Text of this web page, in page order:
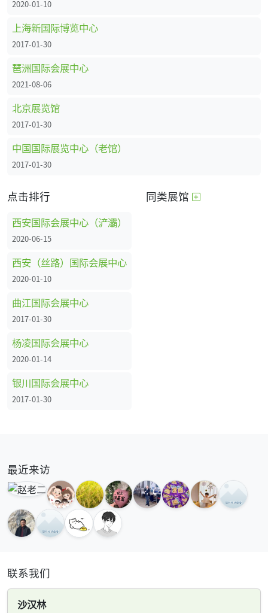
2020-01-10
上海新国际博览中心
2017-01-30
琶洲国际会展中心
2021-08-06
北京展览馆
2017-01-30
中国国际展览中心（老馆）
2017-01-30
点击排行
西安国际会展中心（浐灞）
2020-06-15
西安（丝路）国际会展中心
2020-01-10
曲江国际会展中心
2017-01-30
杨凌国际会展中心
2020-01-14
银川国际会展中心
2017-01-30
同类展馆
最近来访
联系我们
沙汉林